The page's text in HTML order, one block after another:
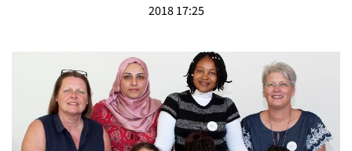
2018 17:25